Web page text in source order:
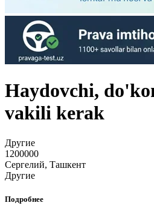
Haydovchi,
vakili kerak
Другие
1200000
Сергелий, Ташкент
Другие
Подробнее